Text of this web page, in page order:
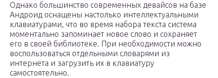
Однако большинство современных девайсов на базе
Андроид оснащены настолько интеллектуальными
клавиатурами, что во время набора текста система
моментально запоминает новое слово и сохраняет
его в своей библиотеке. При необходимости можно
воспользоваться отдельными словарями из
интернета и загрузить их в клавиатуру
самостоятельно.